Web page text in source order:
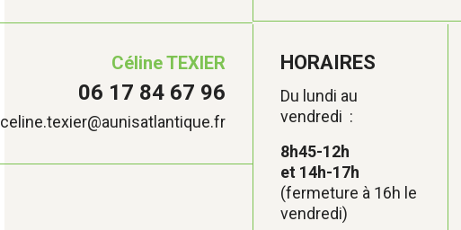
Céline TEXIER
06 17 84 67 96
celine.texier@aunisatlantique.fr
HORAIRES
Du lundi au
vendredi :
8h45-12h
et 14h-17h
(fermeture à 16h le
vendredi)